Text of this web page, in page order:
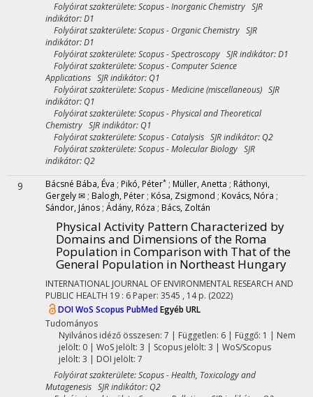
Folyóirat szakterülete: Scopus - Inorganic Chemistry SJR
indikátor: D1
Folyóirat szakterülete: Scopus - Organic Chemistry SJR
indikátor: D1
Folyóirat szakterülete: Scopus - Spectroscopy SJR indikátor: D1
Folyóirat szakterülete: Scopus - Computer Science
Applications SJR indikátor: Q1
Folyóirat szakterülete: Scopus - Medicine (miscellaneous) SJR
indikátor: Q1
Folyóirat szakterülete: Scopus - Physical and Theoretical
Chemistry SJR indikátor: Q1
Folyóirat szakterülete: Scopus - Catalysis SJR indikátor: Q2
Folyóirat szakterülete: Scopus - Molecular Biology SJR
indikátor: Q2
9 Bácsné Bába, Éva ; Pikó, Péter* ; Müller, Anetta ; Ráthonyi,
Gergely ✉ ; Balogh, Péter ; Kósa, Zsigmond ; Kovács, Nóra ;
Sándor, János ; Ádány, Róza ; Bács, Zoltán
Physical Activity Pattern Characterized by
Domains and Dimensions of the Roma
Population in Comparison with That of the
General Population in Northeast Hungary
INTERNATIONAL JOURNAL OF ENVIRONMENTAL RESEARCH AND
PUBLIC HEALTH 19 : 6 Paper: 3545 , 14 p. (2022)
DOIWoS Scopus PubMedEgyéb URL
Tudományos
Nyilvános idéző összesen: 7 | Független: 6 | Függő: 1 | Nem
jelölt: 0 | WoS jelölt: 3 | Scopus jelölt: 3 | WoS/Scopus
jelölt: 3 | DOI jelölt: 7
Folyóirat szakterülete: Scopus - Health, Toxicology and
Mutagenesis SJR indikátor: Q2